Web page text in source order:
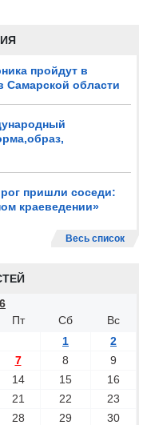
пройдут в
Самарской области
пришли соседи:
краеведении»
Весь список
Пт Сб
Вс
1
2
7 8
9
14 15
16
21 22
23
28 29
30